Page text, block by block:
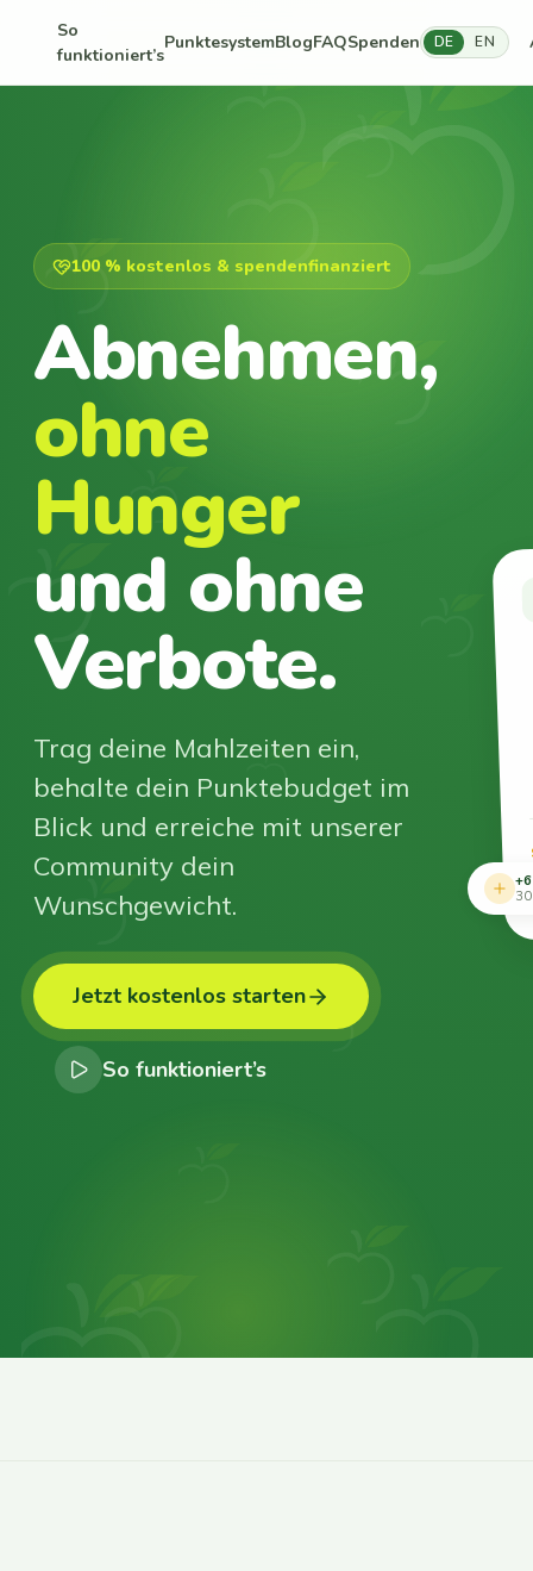
So
funktioniert’s
PunktesystemBlogFAQSpenden DE EN
100 % kostenlos & spendenfinanziert
Abnehmen,
ohne
Hunger
und ohne
Verbote.
Trag deine Mahlzeiten ein,
behalte dein Punktebudget im
Blick und erreiche mit unserer
Community dein
Wunschgewicht.
Jetzt kostenlos starten
So funktioniert’s